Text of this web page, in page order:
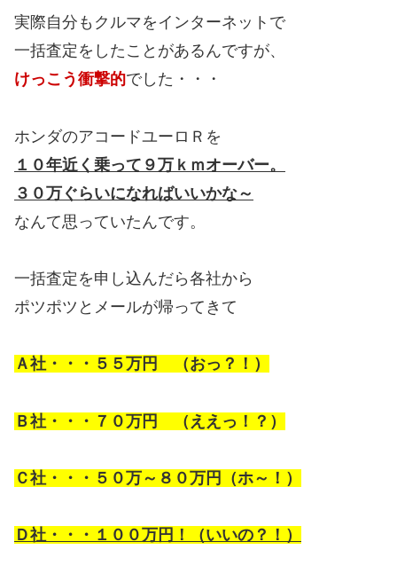
実際自分もクルマをインターネットで
一括査定をしたことがあるんですが、
けっこう衝撃的でした・・・
ホンダのアコードユーロＲを
１０年近く乗って９万ｋｍオーバー。
３０万ぐらいになればいいかな～
なんて思っていたんです。
一括査定を申し込んだら各社から
ポツポツとメールが帰ってきて
Ａ社・・・５５万円 （おっ？！）
Ｂ社・・・７０万円 （ええっ！？）
Ｃ社・・・５０万～８０万円（ホ～！）
Ｄ社・・・１００万円！（いいの？！）